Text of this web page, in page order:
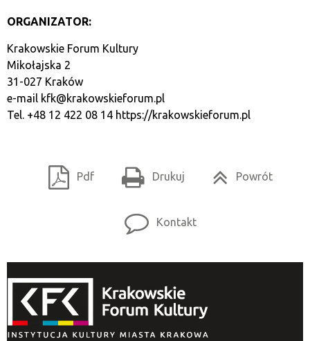
ORGANIZATOR:
Krakowskie Forum Kultury
Mikołajska 2
31-027 Kraków
e-mail kfk@krakowskieforum.pl
Tel. +48 12 422 08 14 https://krakowskieforum.pl
Pdf Drukuj Powrót
Kontakt